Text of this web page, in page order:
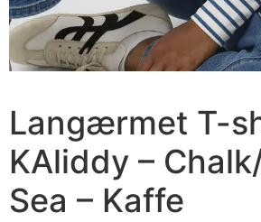
Langærmet T-
KAliddy –
Sea – Kaffe